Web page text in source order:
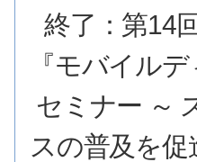
終了：第14
『モバイル
セミナー ～
スの普及を